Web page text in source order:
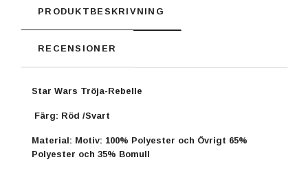
PRODUKTBESKRIVNING
RECENSIONER
Star Wars Tröja-Rebelle
Färg: Röd /Svart
Material: Motiv: 100% Polyester och Övrigt 65%
Polyester och 35% Bomull